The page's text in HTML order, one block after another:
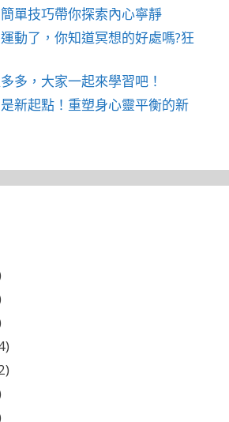
單技巧帶你探索內心寧靜
動了，你知道冥想的好處嗎?狂
多，大家一起來學習吧！
新起點！重塑身心靈平衡的新